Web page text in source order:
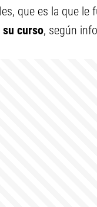
que es la que le
curso, según